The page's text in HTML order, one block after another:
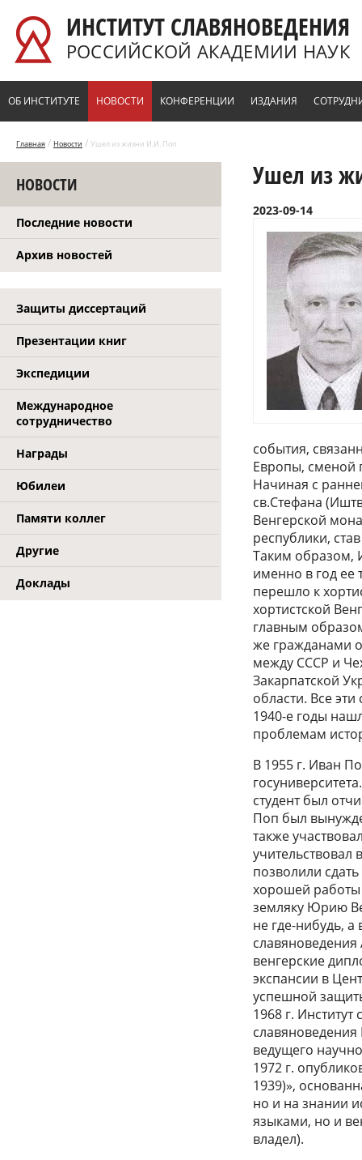
ИНСТИТУТ СЛАВЯНОВЕДЕНИЯ
РОССИЙСКОЙ АКАДЕМИИ НАУК
ОБ ИНСТИТУТЕ НОВОСТИ КОНФЕРЕНЦИИ ИЗДАНИЯ
Главная / Новости / Ушел из жизни И.И. Поп
НОВОСТИ
Последние новости
Архив новостей
Защиты диссертаций
Презентации книг
Экспедиции
Международное
сотрудничество
Награды
Юбилеи
Памяти коллег
Другие
Доклады
Ушел из
2023-09-14
события,
Европы, сменой
Начиная с
св.Стефана
Венгерской
республики,
Таким образом,
именно в год ее
перешло к
хортистской
главным
же гражданами
между СССР и
Закарпатской
области. Все
1940-е годы
проблемам
В 1955 г. Иван
студент был
Поп был
также
учительствовал
позволили
хорошей
земляку Юрию
не где-нибудь,
венгерские
экспансии в
успешной
1968 г.
ведущего
1972 г.
1939)»,
но и на знании
языками, но и
владел).